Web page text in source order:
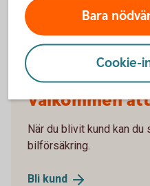
Vilka bilar har en
Välkommen
När du blivit kund kan du
bilförsäkring.
Bli kund
Bara
Cookie-